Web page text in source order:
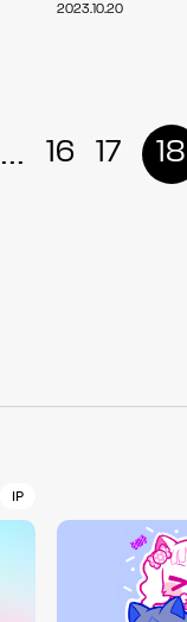
2023.10.20
... 16 17 18
IP